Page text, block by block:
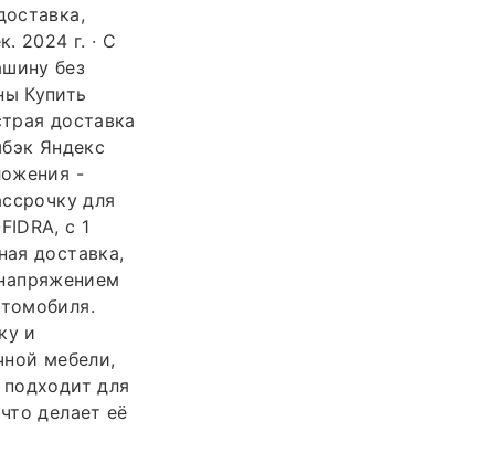
2024 г. · С
без
Купить
доставка
Яндекс
-
для
с 1
доставка,
и
мебели,
для
делает её